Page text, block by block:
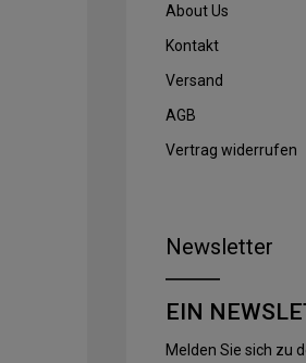
About Us
Kontakt
Versand
AGB
Vertrag widerrufen
Newsletter
EIN
Melden Sie sich zu